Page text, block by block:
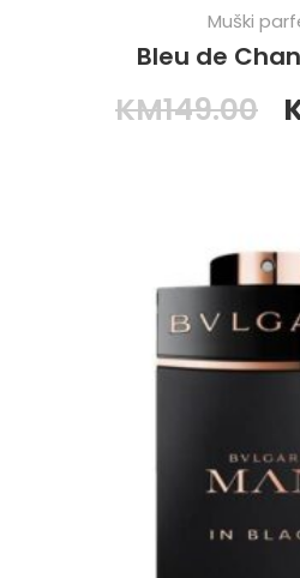
Muški
Bleu de
KM149.00